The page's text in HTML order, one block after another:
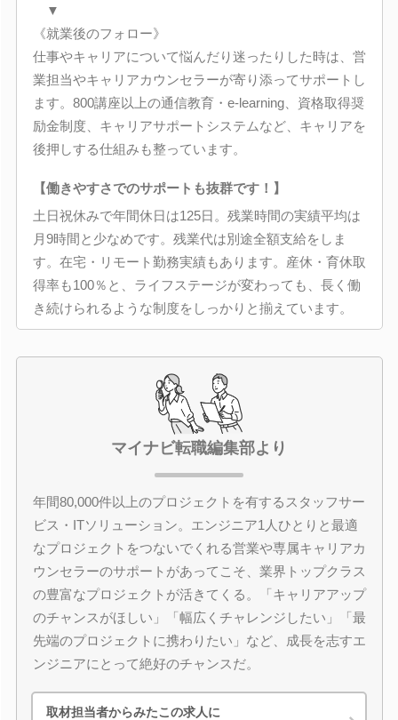
▼
《就業後のフォロー》
仕事やキャリアについて悩んだり迷ったりした時は、営
業担当やキャリアカウンセラーが寄り添ってサポートし
ます。800講座以上の通信教育・e-learning、資格取得奨
励金制度、キャリアサポートシステムなど、キャリアを
後押しする仕組みも整っています。
【働きやすさでのサポートも抜群です！】
土日祝休みで年間休日は125日。残業時間の実績平均は
月9時間と少なめです。残業代は別途全額支給をしま
す。在宅・リモート勤務実績もあります。産休・育休取
得率も100％と、ライフステージが変わっても、長く働
き続けられるような制度をしっかりと揃えています。
マイナビ転職編集部より
年間80,000件以上のプロジェクトを有するスタッフサー
ビス・ITソリューション。エンジニア1人ひとりと最適
なプロジェクトをつないでくれる営業や専属キャリアカ
ウンセラーのサポートがあってこそ、業界トップクラス
の豊富なプロジェクトが活きてくる。「キャリアアップ
のチャンスがほしい」「幅広くチャレンジしたい」「最
先端のプロジェクトに携わりたい」など、成長を志すエ
ンジニアにとって絶好のチャンスだ。
取材担当者からみたこの求人に